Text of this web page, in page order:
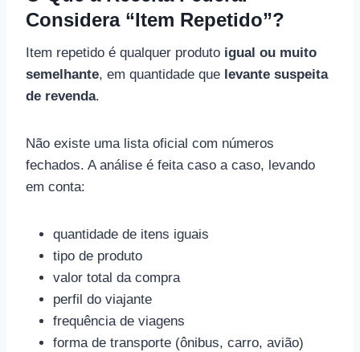
Considera “Item Repetido”?
Item repetido é qualquer produto igual ou muito
semelhante, em quantidade que levante suspeita
de revenda.
Não existe uma lista oficial com números
fechados. A análise é feita caso a caso, levando
em conta:
quantidade de itens iguais
tipo de produto
valor total da compra
perfil do viajante
frequência de viagens
forma de transporte (ônibus, carro, avião)